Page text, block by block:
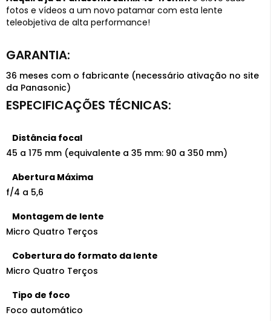
36 meses com o fabricante (necessário ativação no site
da Panasonic)
Distância focal
45 a 175 mm (equivalente a 35 mm: 90 a 350 mm)
Abertura Máxima
f/4 a 5,6
Montagem de lente
Micro Quatro Terços
Cobertura do formato da lente
Micro Quatro Terços
Tipo de foco
Foco automático
fotos e vídeos a um novo patamar com esta lente
teleobjetiva de alta performance!